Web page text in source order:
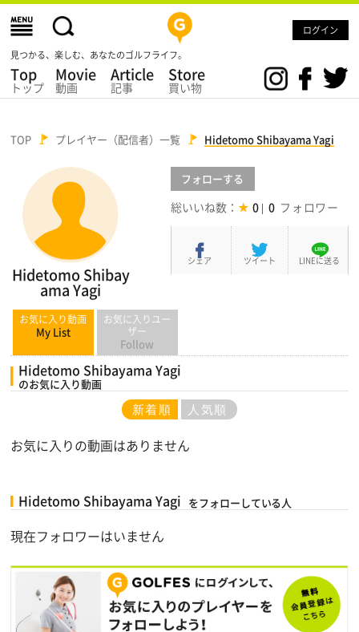
ログイン
見つかる、楽しむ、あなたのゴルフライフ。
Top
トップ
Movie
動画
Article
記事
Store
買い物
TOP プレイヤー（配信者）一覧 Hidetomo Shibayama Yagi
Hidetomo Shibay
ama Yagi
フォローする
総いいね数： 0 0
シェア ツイート LINEに送る
お気に入り動画
My List
お気に入りユー
ザー
Follow
Hidetomo Shibayama Yagi
のお気に入り動画
新着順 人気順
お気に入りの動画はありません
Hidetomo Shibayama Yagi をフォローしている人
現在フォロワーはいません